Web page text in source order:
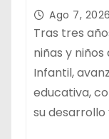
Ago 7, 2026
Tras tres
niñas y
Infantil,
educativa,
su desarrollo